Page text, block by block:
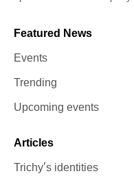
Featured News
Events
Trending
Upcoming events
Articles
Trichy’s identities